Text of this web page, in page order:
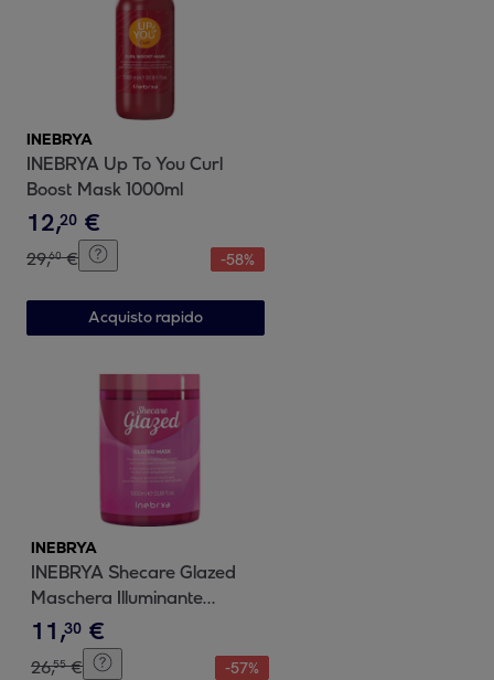
INEBRYA
INEBRYA Up To You Curl
Boost Mask 1000ml
12,20 €
29,60 € -58%
Acquisto rapido
INEBRYA
INEBRYA Shecare Glazed
Maschera Illuminante
Laminante 1000ml
11,30 €
26,55 € -57%